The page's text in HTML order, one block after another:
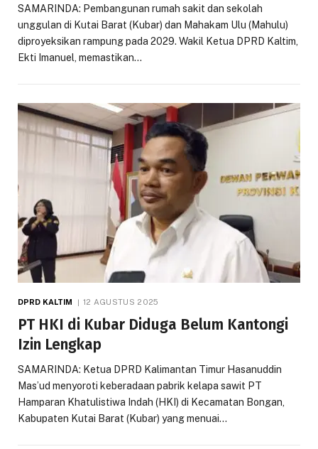
SAMARINDA: Pembangunan rumah sakit dan sekolah
unggulan di Kutai Barat (Kubar) dan Mahakam Ulu (Mahulu)
diproyeksikan rampung pada 2029. Wakil Ketua DPRD Kaltim,
Ekti Imanuel, memastikan…
DPRD KALTIM 12 AGUSTUS 2025
PT HKI di Kubar Diduga Belum Kantongi
Izin Lengkap
SAMARINDA: Ketua DPRD Kalimantan Timur Hasanuddin
Mas’ud menyoroti keberadaan pabrik kelapa sawit PT
Hamparan Khatulistiwa Indah (HKI) di Kecamatan Bongan,
Kabupaten Kutai Barat (Kubar) yang menuai…